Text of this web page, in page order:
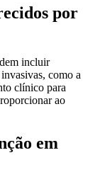
por
incluir
como a
clínico para
ao
em